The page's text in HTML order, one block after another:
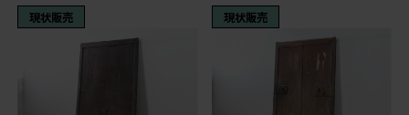
現状販売 現状販売